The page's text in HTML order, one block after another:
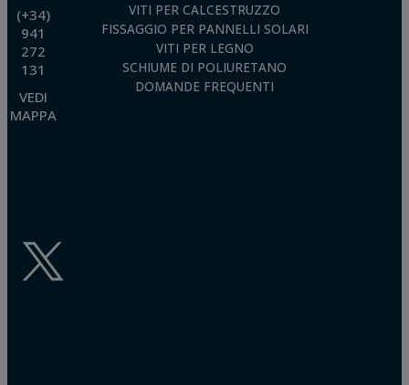
(+34)
941
272
131
VEDI
MAPPA
VITI PER CALCESTRUZZO
FISSAGGIO PER PANNELLI SOLARI
VITI PER LEGNO
SCHIUME DI POLIURETANO
DOMANDE FREQUENTI